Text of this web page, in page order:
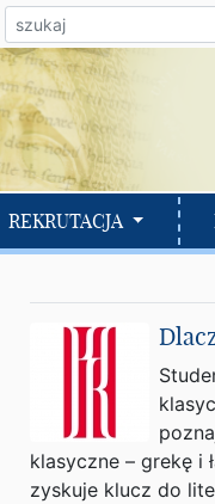
REKRUTACJA
klasyczne – grekę i
zyskuje klucz do